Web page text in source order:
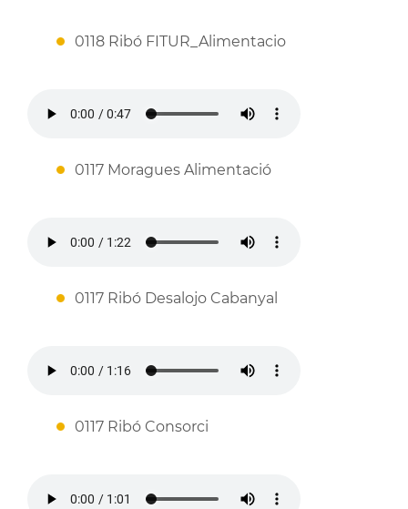
0118 Ribó FITUR_Alimentacio
0117 Moragues Alimentació
0117 Ribó Desalojo Cabanyal
0117 Ribó Consorci